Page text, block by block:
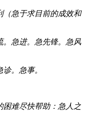
（急于求目前的成效和
。急进。急先锋。急风
。急事。
困难尽快帮助：急人之